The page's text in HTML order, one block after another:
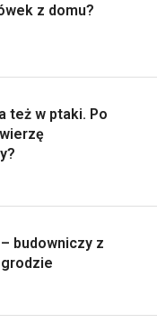
z domu?
też w ptaki. Po
budowniczy z